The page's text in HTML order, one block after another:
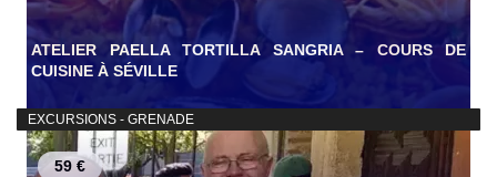
ATELIER PAELLA TORTILLA SANGRIA – COURS DE
CUISINE À SÉVILLE
EXCURSIONS - GRENADE
59 €